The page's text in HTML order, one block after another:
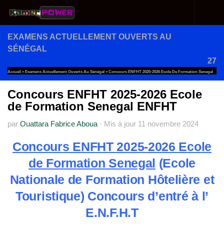
Au dessous du contenu
EXAMENS ACTUELLEMENT OUVERTS AU
SÉNÉGAL
27
Accueil » Examens Actuellement Ouverts Au Sénégal » Concours ENFHT 2025-2026 Ecole De Formation Senegal
ENFHT
Concours ENFHT 2025-2026 Ecole
de Formation Senegal ENFHT
par Ouattara Fabrice Aboua · Mis à jour 11 novembre 2024
Concours ENFHT 2025-2026 Ecole
de Formation Senegal (Ecole
Nationale de Formation Hôtelière et
Touristique) Concours d’entré à l’
E.N.F.H.T